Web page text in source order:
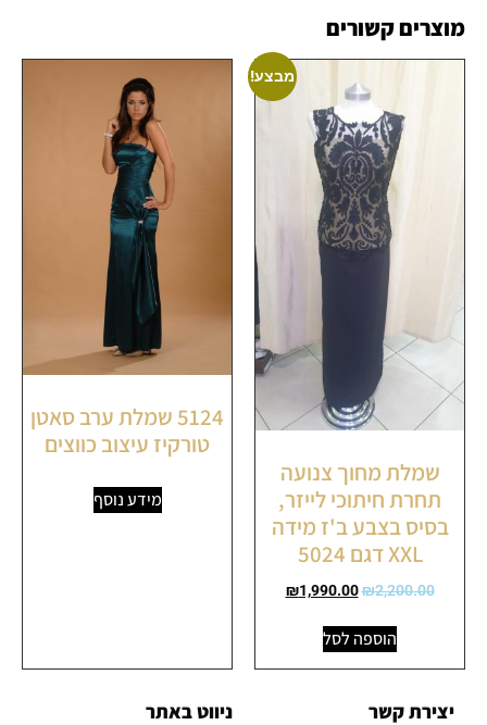
מוצרים קשורים
מבצע!
שמלת מחוך צנועה
תחרת חיתוכי לייזר,
בסיס בצבע ב'ז מידה
XXL דגם 5024
₪2,200.00
₪1,990.00
הוספה לסל
5124 שמלת ערב סאטן
טורקיז עיצוב כווצים
מידע נוסף
יצירת קשר ניווט באתר